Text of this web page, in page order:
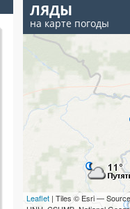
ЛЯДЫ
на карте погоды
Leaflet | Tiles © Esri —